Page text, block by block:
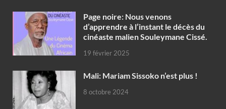
Page noire: Nous venons
d’apprendre à l’instant le décès du
cinéaste malien Souleymane Cissé.
19 février 2025
Mali: Mariam Sissoko n’est plus !
8 octobre 2024